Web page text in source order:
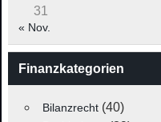
31
« Nov.
Finanzkategorien
Bilanzrecht(40)